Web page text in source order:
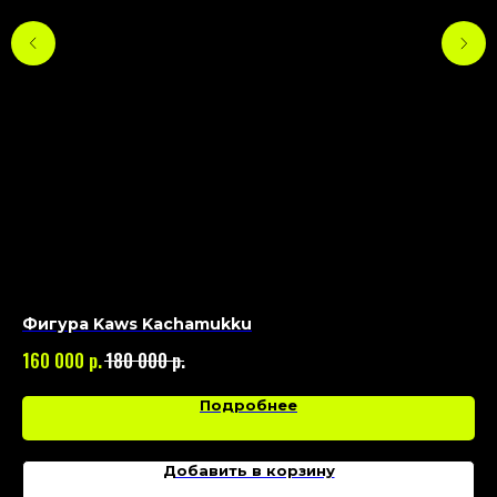
Фигура Kaws Kachamukku
160 000 р.180 000р.
Подробнее
Добавить в корзину